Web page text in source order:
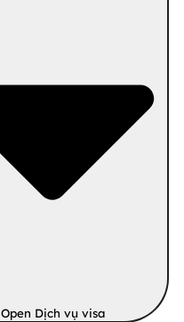
Open Dịch vụ visa